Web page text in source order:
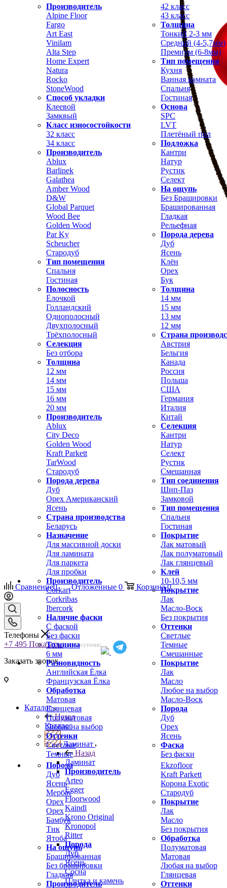
Производитель
Alpine Floor
Fargo
Art East
Vinilam
Alta Step
Home Expert
Natura
Rocko
StoneWood
Способ укладки
Клеевой
Замквый
Класс износостойкости
32 класс
34 класс
42 класс
43 класс
Толщина
Тонкий 2-3 мм
Средний (4-5,7мм)
Премиум (6-8мм)
Тип помещения
Кухня
Ванная комната
Спальня
Гостиная
Основа
SPC
LVT
Плетёный пол
Подложка
Производитель
Ablux
Barlinek
Galathea
Amber Wood
D&W
Global Parquet
Wood Bee
Golden Wood
Par Ky
Scheucher
Стародуб
Тип помещения
Спальня
Гостиная
Полосность
Ёлочкой
Голландский
Однополосный
Двухполосный
Трёхполосный
Селекция
Без отбора
Кантри
Натур
Рустик
Селект
На ощупь
Без Брашировки
Брашированная
Гладкая
Рельефная
Порода дерева
Дуб
Ясень
Клён
Орех
Бук
Толщина
14 мм
15 мм
13 мм
12 мм
Страна
Австрия
Бельгия
Толщина
12 мм
14 мм
15 мм
16 мм
20 мм
Производитель
Ablux
City Deco
Golden Wood
Kraft Parkett
TarWood
Стародуб
Порода дерева
Дуб
Орех Американский
Ясень
Страна производства
Беларусь
Канада
Россия
Польша
США
Германия
Италия
Китай
Селекция
Кантри
Натур
Селект
Рустик
Смешанная
Тип соединения
Шип-Паз
Замковой
Тип помещения
Спальня
Гостиная
Назначение
Для массивной доски
Для ламината
Для паркета
Для пробки
Покрытие
Лак матовый
Лак полуматовый
Лак глянцевый
Клей
Производитель
Corkart
Corkribas
Ibercork
Наличие фаски
С фаской
Без фаски
Толщина
6 мм
10-10,5 мм
Покрытие
Лак
Масло-Воск
Без покрытия
Оттенки
Светлые
Темные
Смешанные
Разновидность
Английская Ёлка
Французская Ёлка
Обработка
Матовая
Глянцевая
Полуматовая
Любая на выбор
Оттенки
Светлые
Темные
Покрытие
Лак
Масло
Любое на выбор
Масло-Воск
Порода
Дуб
Орех
Ясень
Фаска
Без фаски
Порода
Дуб
Ясень
Мербау
Орех
Орех
Бамбук
Тик
Ятоба
На ощупь
Брашированная
Без брашировки
Гладкая
Производитель
Ekzofloor
Kraft Parkett
Корона Exotic
Стародуб
Покрытие
Лак
Масло
Без покрытия
Обработка
Полуматовая
Матовая
Любая на выбор
Глянцевая
Оттенки
Сравнение0 Отложенные 0 Корзина 0
Телефоны
+7 495 Показать Круглосуточно
Заказать звонок
Каталог
Назад
Каталог
Ламинат
Назад
Ламинат
Производитель
Arteo
Egger
Floorwood
Kaindl
Krono Original
Kronopol
Ritter
Порода
Дуб
Ясень
Сосна
Плитка и камень